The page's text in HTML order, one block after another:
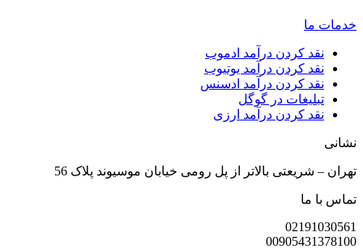
خدمات ما
نقد کردن درآمد ادموب
نقد کردن درآمد یوتیوب
نقد کردن درآمد ادسنس
تبلیغات در گوگل
نقد کردن درآمد ارزی
نشانی
تهران – شریعتی بالاتر از پل رومی خیابان موسیوند پلاک 56
تماس با ما
02191030561
00905431378100